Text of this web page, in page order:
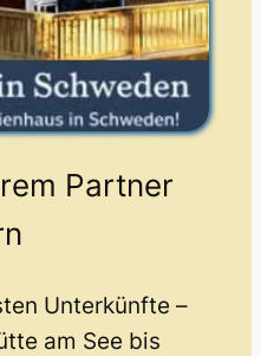
Partner
Unterkünfte –
am See bis